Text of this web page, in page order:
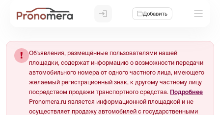
Добавить
!
Объявления, размещённые пользователями нашей
площадки, содержат информацию о возможности передачи
автомобильного номера от одного частного лица, имеющего
желаемый регистрационный знак, к другому частному лицу
посредством продажи транспортного средства. Подробнее
Pronomera.ru является информационной площадкой и не
осуществляет продажу автомобилей с государственными